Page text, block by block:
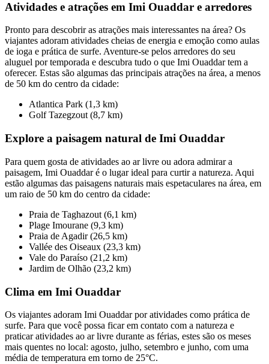
Atividades e atrações em Imi Ouaddar e arredores
Pronto para descobrir as atrações mais interessantes na área? Os
viajantes adoram atividades cheias de energia e emoção como aulas
de ioga e prática de surfe. Aventure-se pelos arredores do seu
aluguel por temporada e descubra tudo o que Imi Ouaddar tem a
oferecer. Estas são algumas das principais atrações na área, a menos
de 50 km do centro da cidade:
Atlantica Park (1,3 km)
Golf Tazegzout (8,7 km)
Explore a paisagem natural de Imi Ouaddar
Para quem gosta de atividades ao ar livre ou adora admirar a
paisagem, Imi Ouaddar é o lugar ideal para curtir a natureza. Aqui
estão algumas das paisagens naturais mais espetaculares na área, em
um raio de 50 km do centro da cidade:
Praia de Taghazout (6,1 km)
Plage Imourane (9,3 km)
Praia de Agadir (26,5 km)
Vallée des Oiseaux (23,3 km)
Vale do Paraíso (21,2 km)
Jardim de Olhão (23,2 km)
Clima em Imi Ouaddar
Os viajantes adoram Imi Ouaddar por atividades como prática de
surfe. Para que você possa ficar em contato com a natureza e
praticar atividades ao ar livre durante as férias, estes são os meses
mais quentes no local: agosto, julho, setembro e junho, com uma
média de temperatura em torno de 25°C.